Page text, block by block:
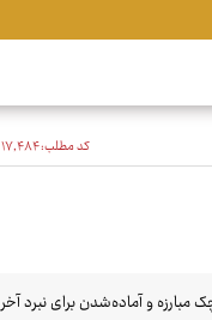
کد مطلب:۱۷٬۴۸۴
و آماده‌شدن برای نبرد آخر